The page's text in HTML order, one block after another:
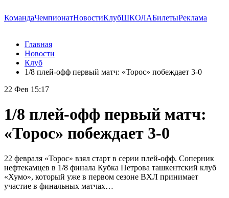
КомандаЧемпионатНовостиКлубШКОЛАБилетыРеклама
Главная
Новости
Клуб
1/8 плей-офф первый матч: «Торос» побеждает 3-0
22 Фев 15:17
1/8 плей-офф первый матч:
«Торос» побеждает 3-0
22 февраля «Торос» взял старт в серии плей-офф. Соперник
нефтекамцев в 1/8 финала Кубка Петрова ташкентский клуб
«Хумо», который уже в первом сезоне ВХЛ принимает
участие в финальных матчах…